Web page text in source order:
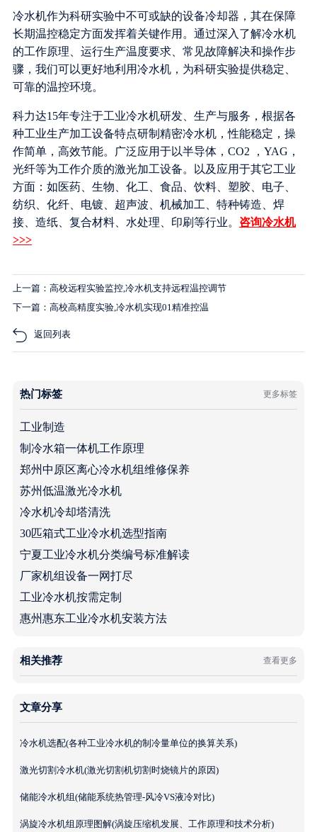
冷水机作为科研实验中不可或缺的设备冷却器，其在保障
长期温控稳定方面发挥着关键作用。通过深入了解冷水机
的工作原理、运行生产温度要求、常见故障解决和操作步
骤，我们可以更好地利用冷水机，为科研实验提供稳定、
可靠的温控环境。
科力达15年专注于工业冷水机研发、生产与服务，根据各
种工业生产加工设备特点研制精密冷水机，性能稳定，操
作简单，高效节能。广泛应用于以半导体，CO2 ，YAG，
光纤等为工作介质的激光加工设备。以及应用于其它工业
方面：如医药、生物、化工、食品、饮料、塑胶、电子、
纺织、化纤、电镀、超声波、机械加工、特种铸造、焊
接、造纸、复合材料、水处理、印刷等行业。 咨询冷水机
>>>
上一篇：高校远程实验监控,冷水机支持远程温控调节
下一篇：高校高精度实验,冷水机实现01精准控温
返回列表
热门标签 更多标签
工业制造
制冷水箱一体机工作原理
郑州中原区离心冷水机组维修保养
苏州低温激光冷水机
冷水机冷却塔清洗
30匹箱式工业冷水机选型指南
宁夏工业冷水机分类编号标准解读
厂家机组设备一网打尽
工业冷水机按需定制
惠州惠东工业冷水机安装方法
相关推荐 查看更多
文章分享
冷水机选配(各种工业冷水机的制冷量单位的换算关系)
激光切割冷水机(激光切割机切割时烧镜片的原因)
储能冷水机组(储能系统热管理-风冷VS液冷对比)
涡旋冷水机组原理图解(涡旋压缩机发展、工作原理和技术分析)